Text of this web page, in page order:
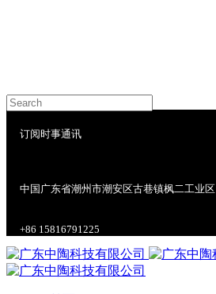
订阅时事通讯
中国广东省潮州市潮安区古巷镇枫二工业区
+86 15816791225